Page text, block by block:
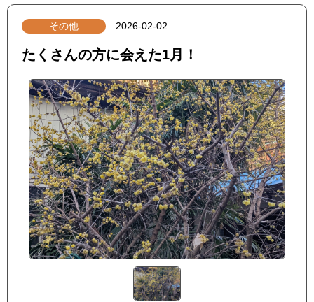
その他 2026-02-02
たくさんの方に会えた1月！